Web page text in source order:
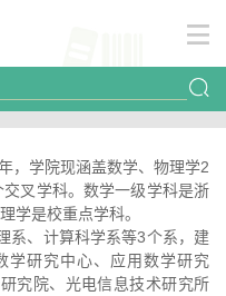
，学院现涵盖数学、物理学2
叉学科。数学一级学科是浙
学是校重点学科。
系、计算科学系等3个系，建
学研究中心、应用数学研究
究院、光电信息技术研究所